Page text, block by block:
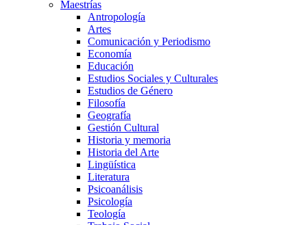
Maestrías
Antropología
Artes
Comunicación y Periodismo
Economía
Educación
Estudios Sociales y Culturales
Estudios de Género
Filosofía
Geografía
Gestión Cultural
Historia y memoria
Historia del Arte
Lingüística
Literatura
Psicoanálisis
Psicología
Teología